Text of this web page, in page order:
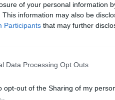
of your personal information
This information may also be
Participants that may further
Data Processing Opt Outs
opt-out of the Sharing of my
inizio nella mattinata di lunedì
in tempo utile per l’inizio della
Presidente Calcio Lecco 1912:
del proprio lavoro e
società di guardare in